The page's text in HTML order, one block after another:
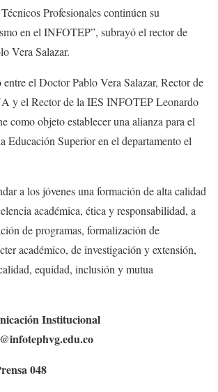
Profesionales continúen su
en el INFOTEP”, subrayó el rector de
Vera Salazar.
el Doctor Pablo Vera Salazar, Rector de
y el Rector de la IES INFOTEP Leonardo
como objeto establecer una alianza para el
Educación Superior en el departamento el
a los jóvenes una formación de alta calidad
académica, ética y responsabilidad, a
de programas, formalización de
académico, de investigación y extensión,
equidad, inclusión y mutua
Institucional
048